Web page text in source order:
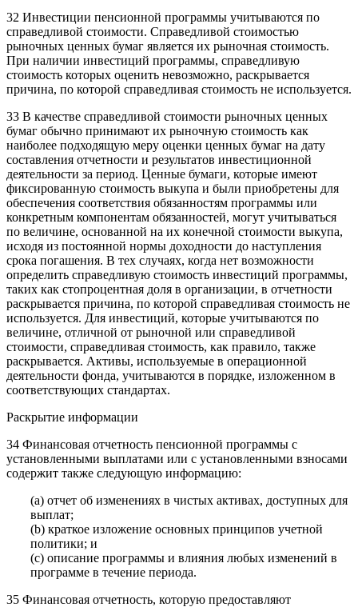
32 Инвестиции пенсионной программы учитываются по
справедливой стоимости. Справедливой стоимостью
рыночных ценных бумаг является их рыночная стоимость.
При наличии инвестиций программы, справедливую
стоимость которых оценить невозможно, раскрывается
причина, по которой справедливая стоимость не используется.
33 В качестве справедливой стоимости рыночных ценных
бумаг обычно принимают их рыночную стоимость как
наиболее подходящую меру оценки ценных бумаг на дату
составления отчетности и результатов инвестиционной
деятельности за период. Ценные бумаги, которые имеют
фиксированную стоимость выкупа и были приобретены для
обеспечения соответствия обязанностям программы или
конкретным компонентам обязанностей, могут учитываться
по величине, основанной на их конечной стоимости выкупа,
исходя из постоянной нормы доходности до наступления
срока погашения. В тех случаях, когда нет возможности
определить справедливую стоимость инвестиций программы,
таких как стопроцентная доля в организации, в отчетности
раскрывается причина, по которой справедливая стоимость не
используется. Для инвестиций, которые учитываются по
величине, отличной от рыночной или справедливой
стоимости, справедливая стоимость, как правило, также
раскрывается. Активы, используемые в операционной
деятельности фонда, учитываются в порядке, изложенном в
соответствующих стандартах.
Раскрытие информации
34 Финансовая отчетность пенсионной программы с
установленными выплатами или с установленными взносами
содержит также следующую информацию:
(a) отчет об изменениях в чистых активах, доступных для
выплат;
(b) краткое изложение основных принципов учетной
политики; и
(c) описание программы и влияния любых изменений в
программе в течение периода.
35 Финансовая отчетность, которую предоставляют